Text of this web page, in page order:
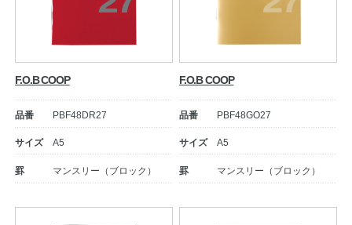
企業情報 SDGsと未来
カタログ お知らせ
お問い合わせ プライバシーポリシー
English
F.O.B COOP
品番 PBF48DR27
サイズ A5
罫 マンスリー（ブロック）
F.O.B COOP
品番 PBF48GO27
サイズ A5
罫 マンスリー（ブロック）